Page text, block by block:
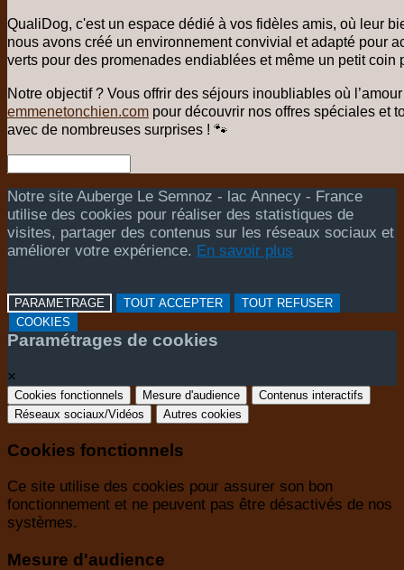
QualiDog, c'est un espace dédié à vos fidèles amis, où leur
nous avons créé un environnement convivial et adapté pour
verts pour des promenades endiablées et même un petit
Notre objectif ? Vous offrir des séjours inoubliables où
emmenetonchien.com pour découvrir nos offres spéciales et
avec de nombreuses surprises ! 🐾
Notre site Auberge Le Semnoz - lac Annecy - France
utilise des cookies pour réaliser des statistiques de
visites, partager des contenus sur les réseaux sociaux et
améliorer votre expérience. En savoir plus
PARAMETRAGE TOUT ACCEPTER
TOUT REFUSER
COOKIES
Paramétrages de cookies
×
Cookies fonctionnels Mesure d'audience
Contenus interactifs
Réseaux sociaux/Vidéos
Autres cookies
Cookies fonctionnels
Ce site utilise des cookies pour assurer son bon
fonctionnement et ne peuvent pas être désactivés de nos
systèmes.
Mesure d'audience